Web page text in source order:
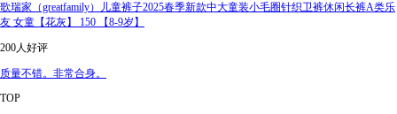
歌瑞家（greatfamily）儿童裤子2025春季新款中大童装小毛圈针织卫裤休闲长裤A类乐
友 女童【花灰】 150 【8-9岁】
200人好评
质量不错。非常合身。
TOP